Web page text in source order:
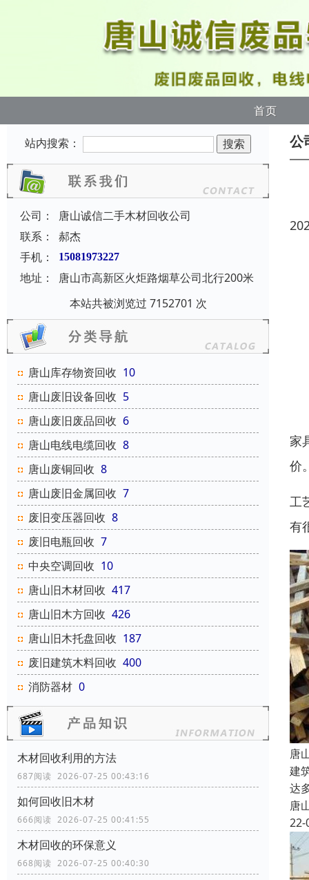
首页
站内搜索：
公司：
唐山诚信二手木材回收公司
联系：
郝杰
手机：
15081973227
地址：
唐山市高新区火炬路烟草公司北行200米
本站共被浏览过 7152701 次
唐山库存物资回收 10
唐山废旧设备回收 5
唐山废旧废品回收 6
唐山电线电缆回收 8
唐山废铜回收 8
唐山废旧金属回收 7
废旧变压器回收 8
废旧电瓶回收 7
中央空调回收 10
唐山旧木材回收 417
唐山旧木方回收 426
唐山旧木托盘回收 187
废旧建筑木料回收 400
消防器材 0
木材回收利用的方法
687阅读 2026-07-25 00:43:16
如何回收旧木材
666阅读 2026-07-25 00:41:55
木材回收的环保意义
668阅读 2026-07-25 00:40:30
公
家
价
工
有
唐
建
达
唐
22-